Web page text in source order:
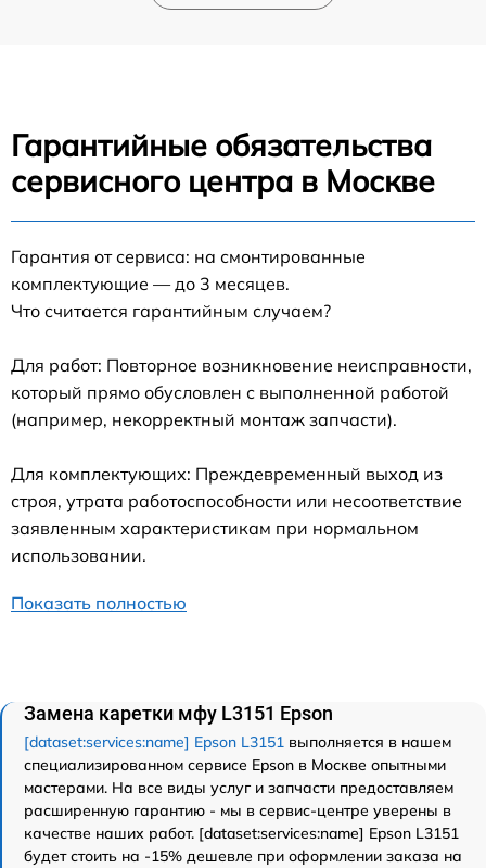
Гарантийные обязательства
сервисного центра в Москве
Гарантия от сервиса: на смонтированные
комплектующие — до 3 месяцев.
Что считается гарантийным случаем?
Для работ: Повторное возникновение неисправности,
который прямо обусловлен с выполненной работой
(например, некорректный монтаж запчасти).
Для комплектующих: Преждевременный выход из
строя, утрата работоспособности или несоответствие
заявленным характеристикам при нормальном
использовании.
Показать полностью
Замена каретки мфу L3151 Epson
[dataset:services:name] Epson L3151 выполняется в нашем
специализированном сервисе Epson в Москве опытными
мастерами. На все виды услуг и запчасти предоставляем
расширенную гарантию - мы в сервис-центре уверены в
качестве наших работ. [dataset:services:name] Epson L3151
будет стоить на -15% дешевле при оформлении заказа на